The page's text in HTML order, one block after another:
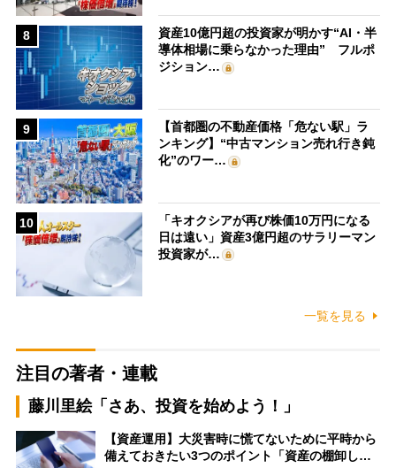
8
資産10億円超の投資家が明かす“AI・半
導体相場に乗らなかった理由” フルポ
ジション…
9
【首都圏の不動産価格「危ない駅」ラ
ンキング】“中古マンション売れ行き鈍
化”のワー…
10
「キオクシアが再び株価10万円になる
日は遠い」資産3億円超のサラリーマン
投資家が…
一覧を見る
注目の著者・連載
藤川里絵「さあ、投資を始めよう！」
【資産運用】大災害時に慌てないために平時から
備えておきたい3つのポイント「資産の棚卸し…